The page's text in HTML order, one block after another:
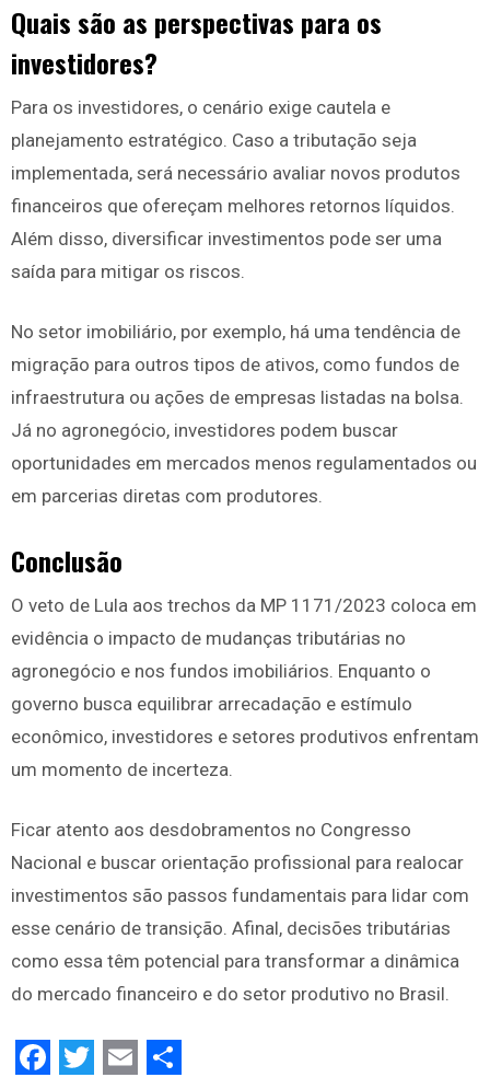
Quais são as perspectivas para os
investidores?
Para os investidores, o cenário exige cautela e
planejamento estratégico. Caso a tributação seja
implementada, será necessário avaliar novos produtos
financeiros que ofereçam melhores retornos líquidos.
Além disso, diversificar investimentos pode ser uma
saída para mitigar os riscos.
No setor imobiliário, por exemplo, há uma tendência de
migração para outros tipos de ativos, como fundos de
infraestrutura ou ações de empresas listadas na bolsa.
Já no agronegócio, investidores podem buscar
oportunidades em mercados menos regulamentados ou
em parcerias diretas com produtores.
Conclusão
O veto de Lula aos trechos da MP 1171/2023 coloca em
evidência o impacto de mudanças tributárias no
agronegócio e nos fundos imobiliários. Enquanto o
governo busca equilibrar arrecadação e estímulo
econômico, investidores e setores produtivos enfrentam
um momento de incerteza.
Ficar atento aos desdobramentos no Congresso
Nacional e buscar orientação profissional para realocar
investimentos são passos fundamentais para lidar com
esse cenário de transição. Afinal, decisões tributárias
como essa têm potencial para transformar a dinâmica
do mercado financeiro e do setor produtivo no Brasil.